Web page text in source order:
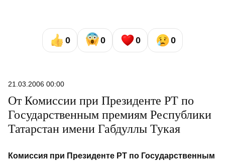
0 0 0 0
21.03.2006 00:00
От Комиссии при Президенте РТ по
Государственным премиям Республики
Татарстан имени Габдуллы Тукая
Комиссия при Президенте РТ по Государственным